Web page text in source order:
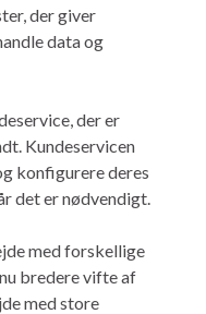
der giver
data og
der er
Kundeservicen
konfigurere deres
det er nødvendigt.
med forskellige
bredere vifte af
med store